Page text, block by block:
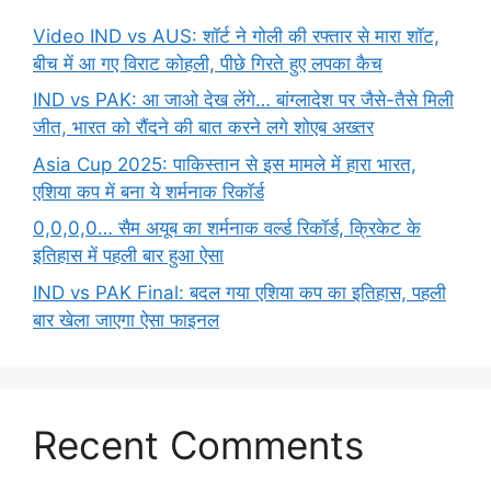
Video IND vs AUS: शॉर्ट ने गोली की रफ्तार से मारा शॉट,
बीच में आ गए विराट कोहली, पीछे गिरते हुए लपका कैच
IND vs PAK: आ जाओ देख लेंगे… बांग्लादेश पर जैसे-तैसे मिली
जीत, भारत को रौंदने की बात करने लगे शोएब अख्तर
Asia Cup 2025: पाकिस्तान से इस मामले में हारा भारत,
एशिया कप में बना ये शर्मनाक रिकॉर्ड
0,0,0,0… सैम अयूब का शर्मनाक वर्ल्ड रिकॉर्ड, क्रिकेट के
इतिहास में पहली बार हुआ ऐसा
IND vs PAK Final: बदल गया एशिया कप का इतिहास, पहली
बार खेला जाएगा ऐसा फाइनल
Recent Comments